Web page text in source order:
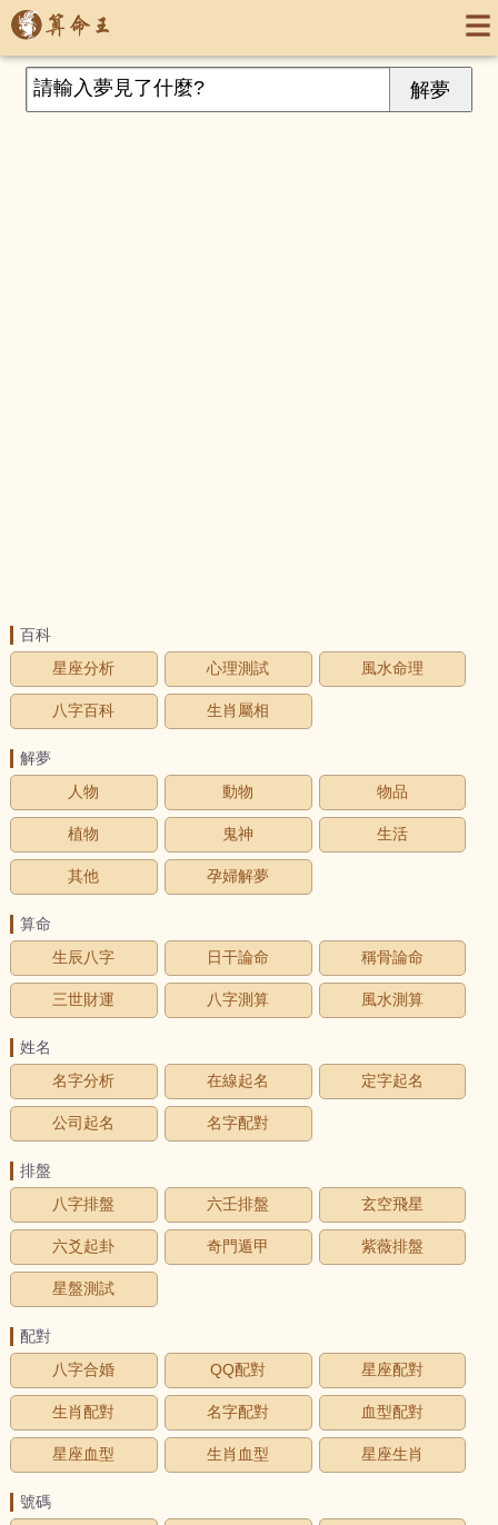
百科
星座分析
心理測試 風水命理
八字百科 生肖屬相
解夢
人物
動物 物品
植物 鬼神 生活
其他 孕婦解夢
算命
生辰八字
日干論命 稱骨論命
三世財運 八字測算 風水測算
姓名
名字分析
在線起名 定字起名
公司起名 名字配對
排盤
八字排盤
六壬排盤 玄空飛星
六爻起卦 奇門遁甲 紫薇排盤
星盤測試
配對
八字合婚
QQ配對 星座配對
生肖配對 名字配對 血型配對
星座血型 生肖血型 星座生肖
號碼